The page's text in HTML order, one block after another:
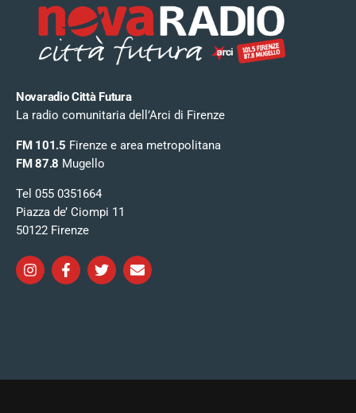
Novaradio Città Futura
La radio comunitaria dell’Arci di Firenze
FM 101.5 Firenze e area metropolitana
FM 87.8 Mugello
Tel 055 0351664
Piazza de’ Ciompi 11
50122 Firenze